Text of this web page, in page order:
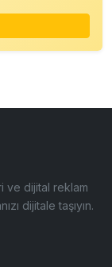
ve dijital reklam
dijitale taşıyın.